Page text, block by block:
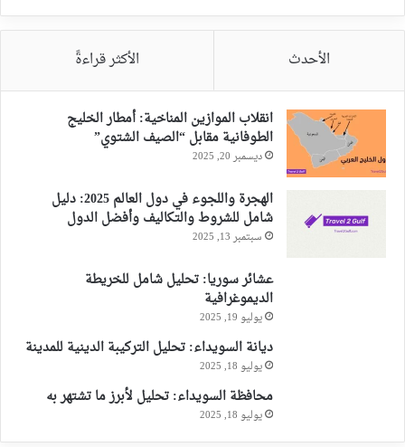
الأحدث الأكثر قراءةً
انقلاب الموازين المناخية: أمطار الخليج
الطوفانية مقابل “الصيف الشتوي”
ديسمبر 20, 2025
الهجرة واللجوء في دول العالم 2025: دليل
شامل للشروط والتكاليف وأفضل الدول
سبتمبر 13, 2025
عشائر سوريا: تحليل شامل للخريطة
الديموغرافية
يوليو 19, 2025
ديانة السويداء: تحليل التركيبة الدينية للمدينة
يوليو 18, 2025
محافظة السويداء: تحليل لأبرز ما تشتهر به
يوليو 18, 2025